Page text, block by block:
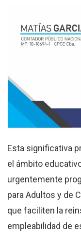
Esta significativa
el ámbito
urgentemente
para Adultos y de
que faciliten la
empleabilidad de